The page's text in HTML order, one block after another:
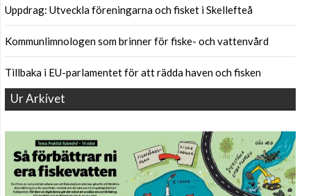
Uppdrag: Utveckla föreningarna och fisket i Skellefteå
Kommunlimnologen som brinner för fiske- och vattenvård
Tillbaka i EU-parlamentet för att rädda haven och fisken
Ur Arkivet